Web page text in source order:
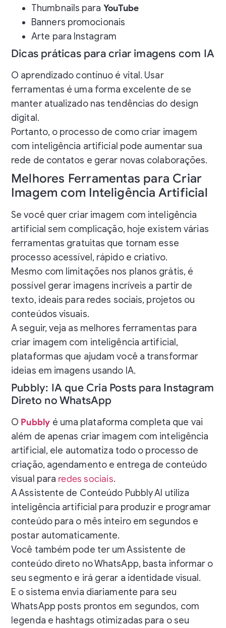
Thumbnails para YouTube
Banners promocionais
Arte para Instagram
Dicas práticas para criar imagens com IA
O aprendizado contínuo é vital. Usar
ferramentas é uma forma excelente de se
manter atualizado nas tendências do design
digital.
Portanto, o processo de como criar imagem
com inteligência artificial pode aumentar sua
rede de contatos e gerar novas colaborações.
Melhores Ferramentas para Criar
Imagem com Inteligência Artificial
Se você quer criar imagem com inteligência
artificial sem complicação, hoje existem várias
ferramentas gratuitas que tornam esse
processo acessível, rápido e criativo.
Mesmo com limitações nos planos grátis, é
possível gerar imagens incríveis a partir de
texto, ideais para redes sociais, projetos ou
conteúdos visuais.
A seguir, veja as melhores ferramentas para
criar imagem com inteligência artificial,
plataformas que ajudam você a transformar
ideias em imagens usando IA.
Pubbly: IA que Cria Posts para Instagram
Direto no WhatsApp
O Pubbly é uma plataforma completa que vai
além de apenas criar imagem com inteligência
artificial, ele automatiza todo o processo de
criação, agendamento e entrega de conteúdo
visual para redes sociais.
A Assistente de Conteúdo Pubbly AI utiliza
inteligência artificial para produzir e programar
conteúdo para o mês inteiro em segundos e
postar automaticamente.
Você também pode ter um Assistente de
conteúdo direto no WhatsApp, basta informar o
seu segmento e irá gerar a identidade visual.
E o sistema envia diariamente para seu
WhatsApp posts prontos em segundos, com
legenda e hashtags otimizadas para o seu